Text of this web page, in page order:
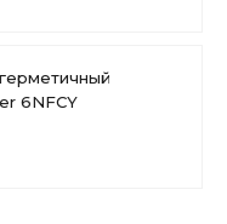
6NFCY